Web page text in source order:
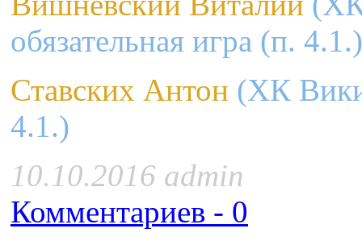
обязательная игра (п. 4.1.)
Ставских Антон (ХК
4.1.)
10.10.2016 admin
Комментариев - 0